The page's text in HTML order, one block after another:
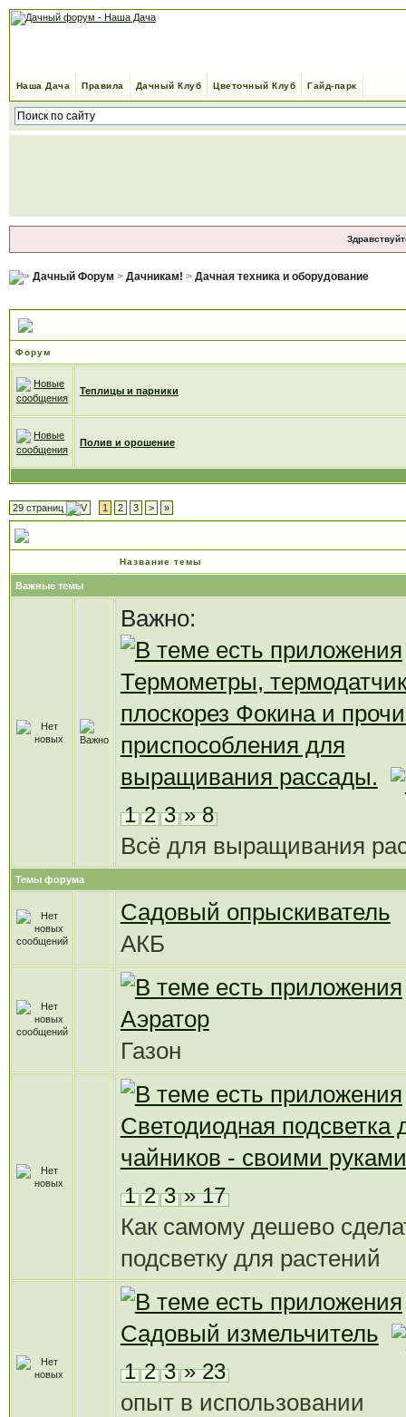
Наша Дача Правила Дачный Клуб Цветочный Клуб Гайд-парк
Дачный Форум > Дачникам! > Дачная техника и оборудование
Форум
Теплицы и парники
Полив и орошение
29 страниц 1 2 3 > »
Название темы
Важные темы
Важно:
Термометры,
плоскорез Фокина и
приспособления для
выращивания рассады.
1 2 3 » 8
Всё для выращивания
Темы форума
Садовый опрыскиватель
АКБ
Аэратор
Газон
Светодиодная подсветка
чайников - своими руками
1 2 3 » 17
Как самому дешево
подсветку для растений
Садовый измельчитель
1 2 3 » 23
опыт в использовании